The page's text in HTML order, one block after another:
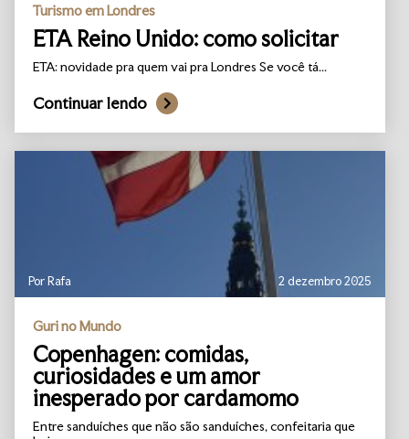
Turismo em Londres
ETA Reino Unido: como solicitar
ETA: novidade pra quem vai pra Londres Se você tá...
Continuar lendo
Por Rafa 2 dezembro 2025
Guri no Mundo
Copenhagen: comidas,
curiosidades e um amor
inesperado por cardamomo
Entre sanduíches que não são sanduíches, confeitaria que